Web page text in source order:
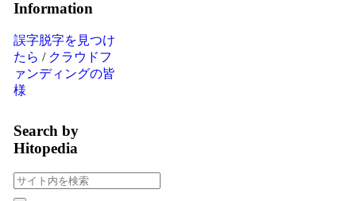
Information
誤字脱字を見つけ
たら / クラウドフ
ァンディングの皆
様
Search by
Hitopedia